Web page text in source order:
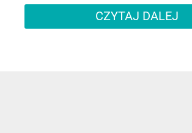
CZYTAJ DALEJ